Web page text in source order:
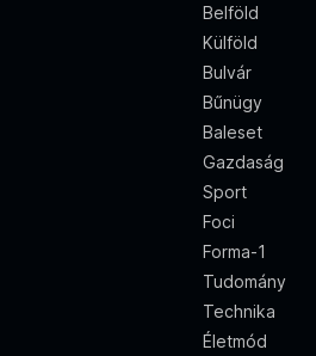
Belföld
Külföld
Bulvár
Bűnügy
Baleset
Gazdaság
Sport
Foci
Forma-1
Tudomány
Technika
Életmód